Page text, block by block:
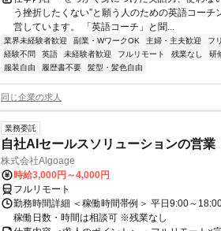
う挫折したくない”と願う人のための英語コー
営しています。 「英語コーチ」と聞...
業界未経験者歓迎 副業・WワークOK 主婦・主夫歓迎 フ
経験不問
英語 未経験者歓迎 フルリモート 残業なし 研
服装自由
履歴書不要 髪型・髪色自由
同じ企業の求人
業務委託
自社AIセールスソリューションの営業
株式会社Algoage
時給3,000円～4,000円
フルリモート
勤務時間詳細 ＜稼働時間帯例＞ 平日9:00～
稼働日数・時間は相談可 ※残業なし